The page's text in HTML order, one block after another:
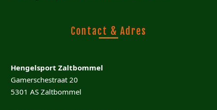
Contact & Adres
Hengelsport Zaltbommel
Gamerschestraat 20
5301 AS Zaltbommel